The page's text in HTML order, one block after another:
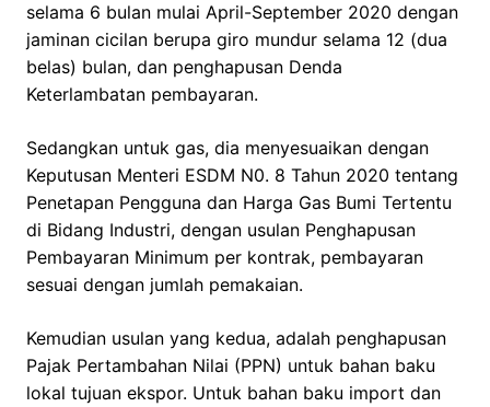
selama 6 bulan mulai April-September 2020 dengan
jaminan cicilan berupa giro mundur selama 12 (dua
belas) bulan, dan penghapusan Denda
Keterlambatan pembayaran.
Sedangkan untuk gas, dia menyesuaikan dengan
Keputusan Menteri ESDM N0. 8 Tahun 2020 tentang
Penetapan Pengguna dan Harga Gas Bumi Tertentu
di Bidang Industri, dengan usulan Penghapusan
Pembayaran Minimum per kontrak, pembayaran
sesuai dengan jumlah pemakaian.
Kemudian usulan yang kedua, adalah penghapusan
Pajak Pertambahan Nilai (PPN) untuk bahan baku
lokal tujuan ekspor. Untuk bahan baku import dan